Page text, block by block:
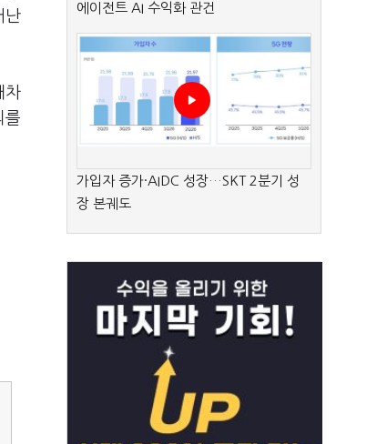
난
차
를
에이전트 AI 수익화 관건
가입자 증가·AIDC 성장…SKT 2분기 성
장 본궤도